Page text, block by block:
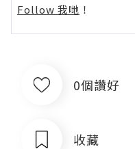
Follow 我哋 ！
0個讚好
收藏